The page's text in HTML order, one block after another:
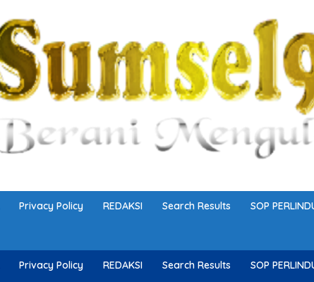
Privacy Policy REDAKSI Search Results SOP
Privacy Policy REDAKSI Search Results SOP